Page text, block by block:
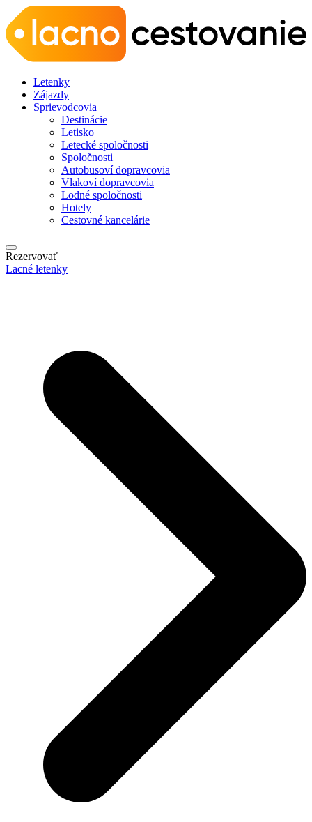
Letenky
Zájazdy
Sprievodcovia
Destinácie
Letisko
Letecké spoločnosti
Spoločnosti
Autobusoví dopravcovia
Vlakoví dopravcovia
Lodné spoločnosti
Hotely
Cestovné kancelárie
Rezervovať
Lacné letenky